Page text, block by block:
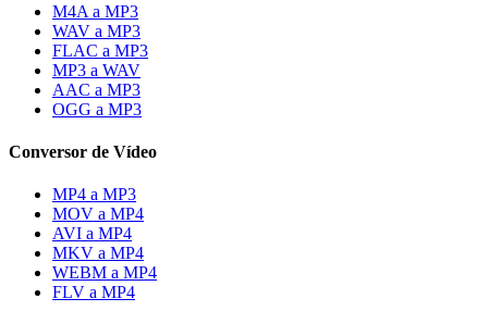
M4A a MP3
WAV a MP3
FLAC a MP3
MP3 a WAV
AAC a MP3
OGG a MP3
Conversor de Vídeo
MP4 a MP3
MOV a MP4
AVI a MP4
MKV a MP4
WEBM a MP4
FLV a MP4